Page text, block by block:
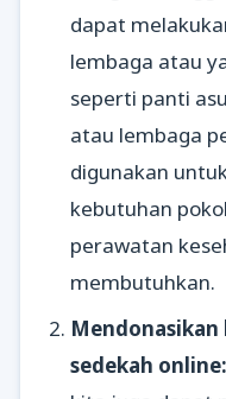
dapat
lembaga atau
seperti panti
atau lembaga
digunakan
kebutuhan
perawatan
membutuhkan.
sedekah online: